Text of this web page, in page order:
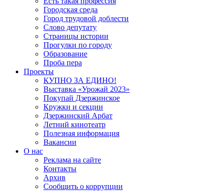
Городская среда
Город трудовой доблести
Слово депутату
Страницы истории
Прогулки по городу
Образование
Проба пера
Проекты
КУПНО ЗА ЕДИНО!
Выставка «Урожай 2023»
Покупай Дзержинское
Кружки и секции
Дзержинский Арбат
Летний кинотеатр
Полезная информация
Вакансии
О нас
Реклама на сайте
Контакты
Архив
Сообщить о коррупции